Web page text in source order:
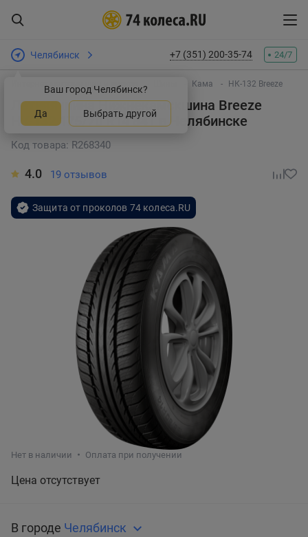
Челябинск
Ваш город Челябинск?
Да Выбрать другой
+7 (351) 200-35-74 24/7
Интернет-магазин шин и дисков Кама НК-132 Breeze
Летняя шина Нижнекамскшина Breeze
НК-132 175/70 R14 84T
в Челябинске
Код товара: R268340
4.0 19 отзывов
Защита от проколов 74 колеса.RU
Нет в наличии Оплата при получении
Цена отсутствует
В городе Челябинск